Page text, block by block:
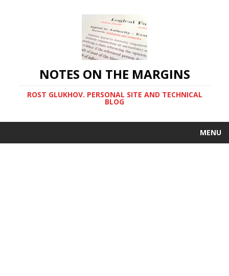
NOTES ON THE MARGINS
ROST GLUKHOV. PERSONAL SITE AND TECHNICAL
BLOG
MENU